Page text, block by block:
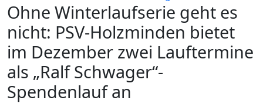
Ohne Winterlaufserie geht es
nicht: PSV-Holzminden bietet
im Dezember zwei Lauftermine
als „Ralf Schwager“-
Spendenlauf an